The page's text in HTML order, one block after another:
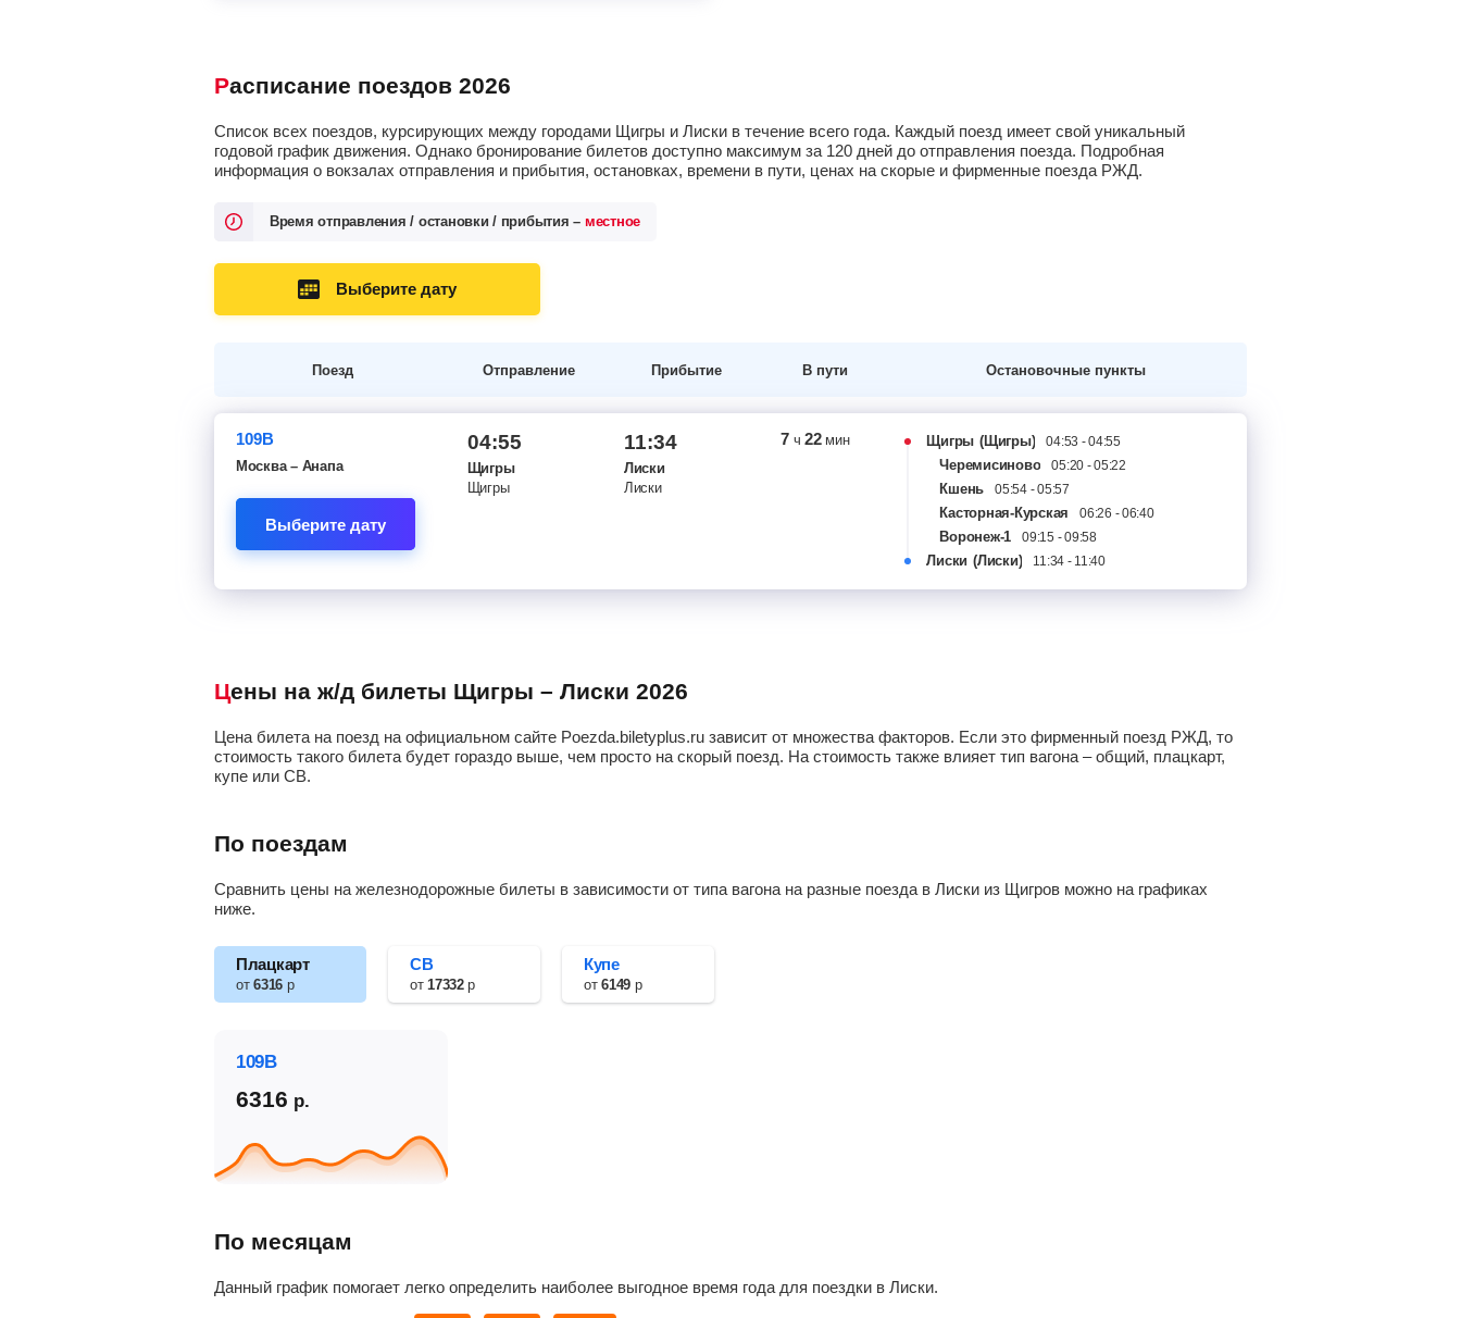
Расписание поездов 2026
Список всех поездов, курсирующих между городами Щигры и Лиски в течение всего года. Каждый поезд имеет свой уникальный
годовой график движения. Однако бронирование билетов доступно максимум за 120 дней до отправления поезда. Подробная
информация о вокзалах отправления и прибытия, остановках, времени в пути, ценах на скорые и фирменные поезда РЖД.
Время отправления / остановки / прибытия – местное
Выберите дату
Поезд Отправление Прибытие В пути Остановочные пункты
109В
Москва – Анапа
Выберите дату
04:55
Щигры
Щигры
11:34
Лиски
Лиски
7 ч 22 мин Щигры (Щигры) 04:53 - 04:55
Черемисиново 05:20 - 05:22
Кшень 05:54 - 05:57
Касторная-Курская 06:26 - 06:40
Воронеж-1 09:15 - 09:58
Лиски (Лиски) 11:34 - 11:40
Цены на ж/д билеты Щигры – Лиски 2026
Цена билета на поезд на официальном сайте Poezda.biletyplus.ru зависит от множества факторов. Если это фирменный поезд РЖД, то
стоимость такого билета будет гораздо выше, чем просто на скорый поезд. На стоимость также влияет тип вагона – общий, плацкарт,
купе или СВ.
По поездам
Сравнить цены на железнодорожные билеты в зависимости от типа вагона на разные поезда в Лиски из Щигров можно на графиках
ниже.
Плацкарт
от6316р
СВ
от17332р
Купе
от6149р
109В
6316 р.
По месяцам
Данный график помогает легко определить наиболее выгодное время года для поездки в Лиски.